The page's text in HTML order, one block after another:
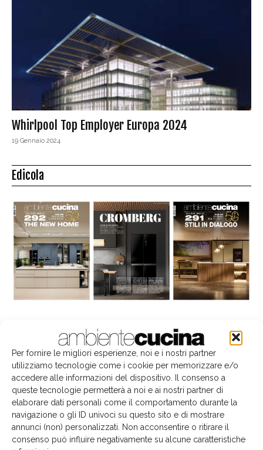
Per fornire le migliori esperienze, noi e i nostri partner
utilizziamo tecnologie come i cookie per memorizzare e/o
accedere alle informazioni del dispositivo. Il consenso a
queste tecnologie permetterà a noi e ai nostri partner di
elaborare dati personali come il comportamento durante la
navigazione o gli ID univoci su questo sito e di mostrare
annunci (non) personalizzati. Non acconsentire o ritirare il
consenso può influire negativamente su alcune caratteristiche
Whirlpool Top Employer Europa 2024
19 Gennaio 2024
Edicola
La biblioteca dei brand